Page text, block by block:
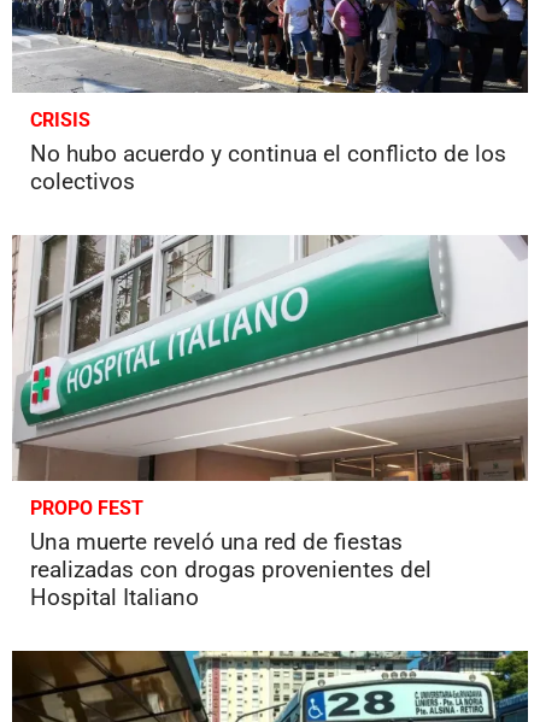
CRISIS
No hubo acuerdo y continua el conflicto de los
colectivos
PROPO FEST
Una muerte reveló una red de fiestas
realizadas con drogas provenientes del
Hospital Italiano